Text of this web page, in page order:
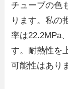
チューブの色
ります。私の
率は22.2MPa
す。耐熱性を
可能性はあり